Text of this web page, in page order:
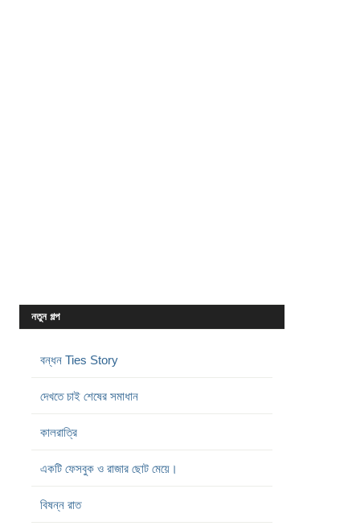
নতুন গল্প
বন্ধন Ties Story
দেখতে চাই শেষের সমাধান
কালরাত্রি
একটি ফেসবুক ও রাজার ছোট মেয়ে।
বিষন্ন রাত